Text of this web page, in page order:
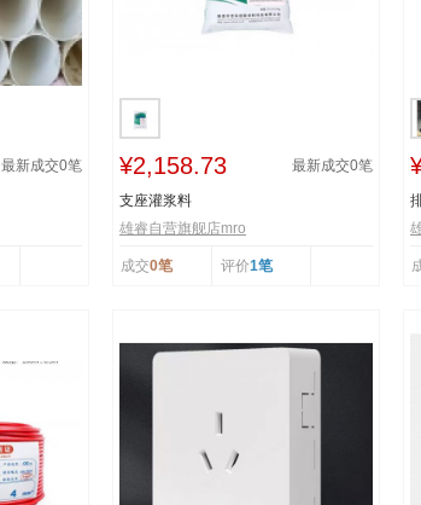
最新成交0笔 ¥2,158.73 最新成交0笔
支座灌浆料
雄睿自营旗舰店mro
成交0笔 评价1笔